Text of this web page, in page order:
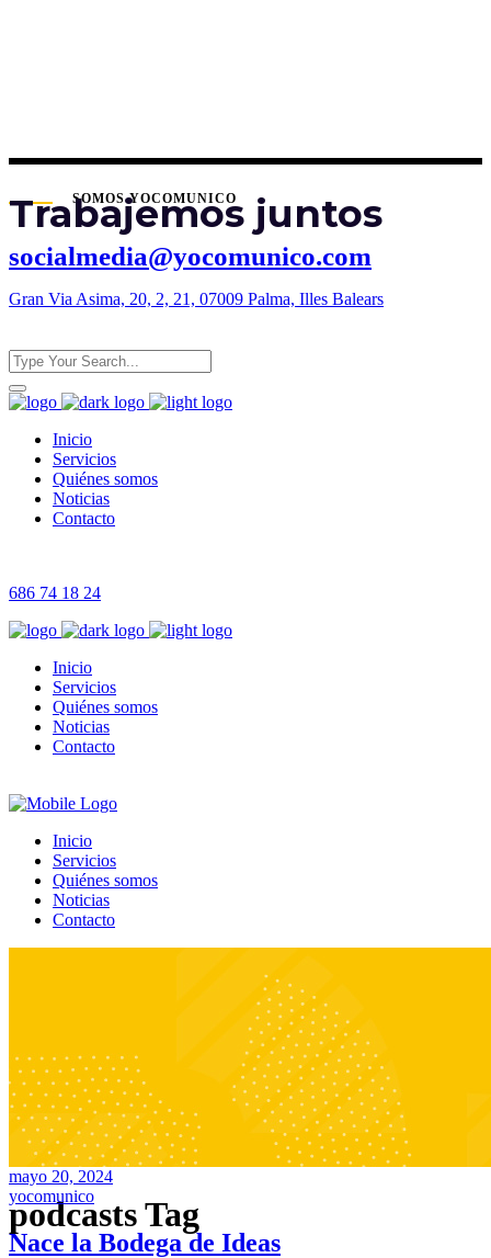
SOMOS YOCOMUNICO
Trabajemos juntos
socialmedia@yocomunico.com
Gran Via Asima, 20, 2, 21, 07009 Palma, Illes Balears
Inicio
Servicios
Quiénes somos
Noticias
Contacto
686 74 18 24
Inicio
Servicios
Quiénes somos
Noticias
Contacto
Inicio
Servicios
Quiénes somos
Noticias
Contacto
podcasts Tag
mayo 20, 2024
yocomunico
Nace la Bodega de Ideas